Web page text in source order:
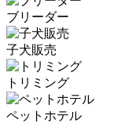
ブリーダー
子犬販売
トリミング
ペットホテル